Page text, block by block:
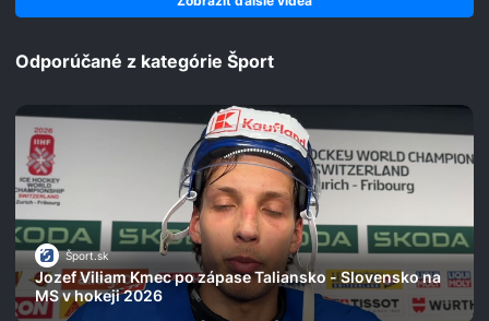
Odporúčané z kategórie Šport
Šport.sk
Jozef Viliam Kmec po zápase Taliansko - Slovensko na
MS v hokeji 2026